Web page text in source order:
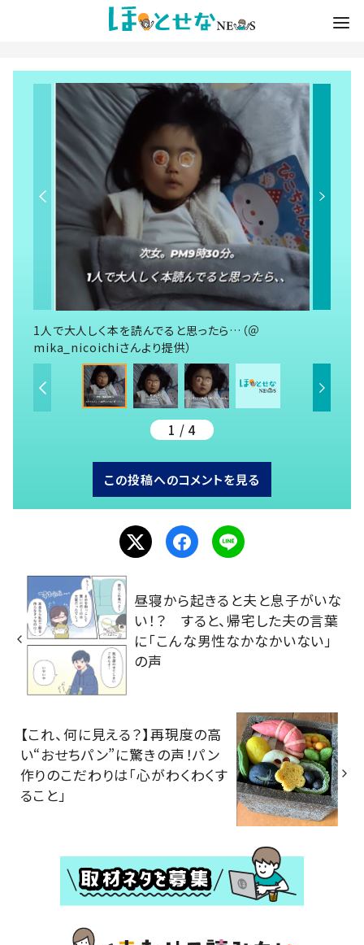
1人で大人しく本を読んでると思ったら…（＠
mika_nicoichiさんより提供）
1 / 4
この投稿へのコメントを見る
昼寝から起きると夫と息子がいな
い！？ すると、帰宅した夫の言葉
に「こんな男性なかなかいない」
の声
【これ、何に見える？】再現度の高
い“おせちパン”に驚きの声！パン
作りのこだわりは「心がわくわくす
ること」